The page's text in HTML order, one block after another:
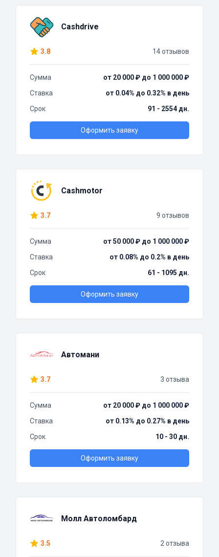
Cashdrive
3.8 14 отзывов
Сумма
от 20 000 ₽ до 1 000 000 ₽
Ставка
от 0.04% до 0.32% в день
Срок
91 - 2554 дн.
Оформить заявку
Cashmotor
3.7 9 отзывов
Сумма
от 50 000 ₽ до 1 000 000 ₽
Ставка
от 0.08% до 0.2% в день
Срок
61 - 1095 дн.
Оформить заявку
Автомани
3.7 3 отзыва
Сумма
от 20 000 ₽ до 1 000 000 ₽
Ставка
от 0.13% до 0.27% в день
Срок
10 - 30 дн.
Оформить заявку
Молл Автоломбард
3.5 2 отзыва